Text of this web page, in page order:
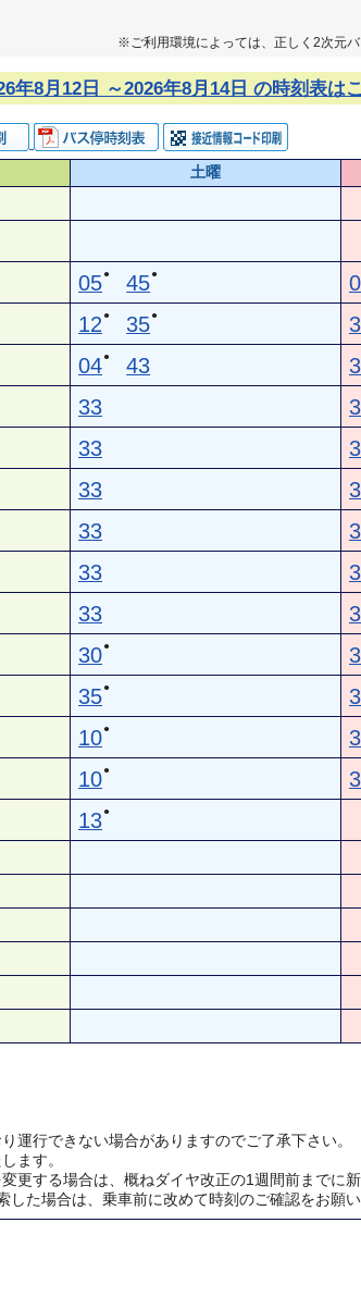
※ご利用環境によっては、正しく2次元
年8月12日 ～2026年8月14日 の時刻表は
土曜
05● 45●
12 ● 35●
04● 43
33
33
33
33
33
33
30●
35●
10●
10●
13●
行できない場合がありますのでご了承下さい。
ます。
更する場合は、概ねダイヤ改正の1週間前までに
た場合は、乗車前に改めて時刻のご確認をお願い